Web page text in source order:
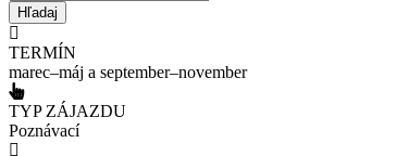
TERMÍN
marec–máj a september–november
TYP ZÁJAZDU
Poznávací